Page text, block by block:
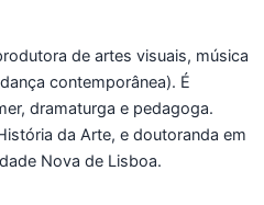
de artes visuais, música
contemporânea). É
dramaturga e pedagoga.
da Arte, e doutoranda em
Nova de Lisboa.